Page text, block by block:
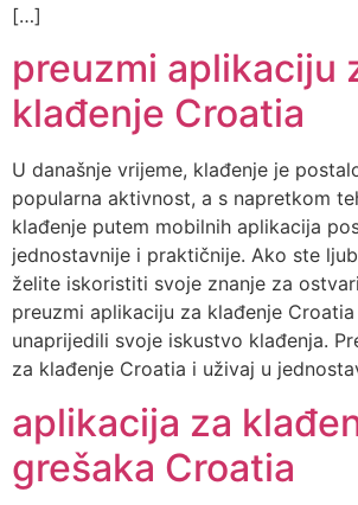
[…]
preuzmi aplikaciju
klađenje Croatia
U današnje vrijeme, klađenje je
popularna aktivnost, a s napretkom
klađenje putem mobilnih aplikacija
jednostavnije i praktičnije. Ako ste
želite iskoristiti svoje znanje za
preuzmi aplikaciju za klađenje
unaprijedili svoje iskustvo klađenja.
za klađenje Croatia i uživaj u
aplikacija za
grešaka Croatia